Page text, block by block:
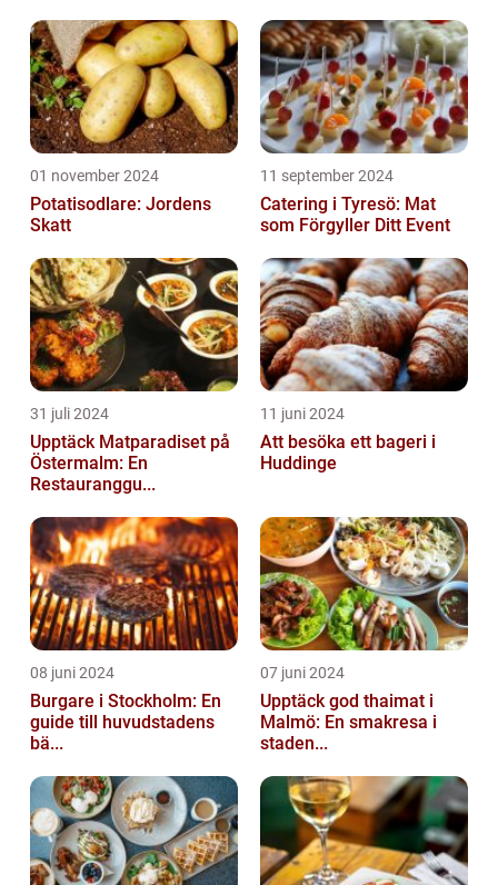
01 november 2024
Potatisodlare: Jordens
Skatt
11 september 2024
Catering i Tyresö: Mat
som Förgyller Ditt Event
31 juli 2024
Upptäck Matparadiset på
Östermalm: En
Restauranggu...
11 juni 2024
Att besöka ett bageri i
Huddinge
08 juni 2024
Burgare i Stockholm: En
guide till huvudstadens
bä...
07 juni 2024
Upptäck god thaimat i
Malmö: En smakresa i
staden...